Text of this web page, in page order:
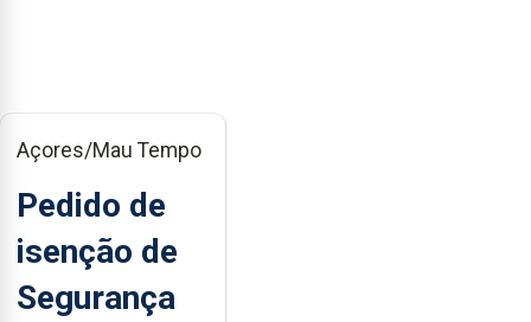
Açores/Mau Tempo
Pedido de
isenção de
Segurança